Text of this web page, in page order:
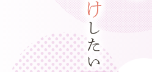
したい